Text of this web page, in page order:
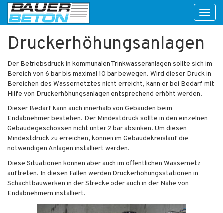
Druckerhöhungsanlagen
Der Betriebsdruck in kommunalen Trinkwasseranlagen sollte sich im
Bereich von 6 bar bis maximal 10 bar bewegen. Wird dieser Druck in
Bereichen des Wassernetztes nicht erreicht, kann er bei Bedarf mit
Hilfe von Druckerhöhungsanlagen entsprechend erhöht werden.
Dieser Bedarf kann auch innerhalb von Gebäuden beim
Endabnehmer bestehen. Der Mindestdruck sollte in den einzelnen
Gebäudegeschossen nicht unter 2 bar absinken. Um diesen
Mindestdruck zu erreichen, können im Gebäudekreislauf die
notwendigen Anlagen installiert werden.
Diese Situationen können aber auch im öffentlichen Wassernetz
auftreten. In diesen Fällen werden Druckerhöhungsstationen in
Schachtbauwerken in der Strecke oder auch in der Nähe von
Endabnehmern installiert.